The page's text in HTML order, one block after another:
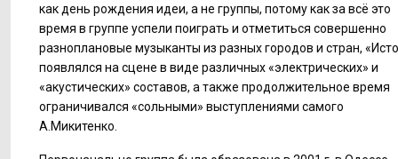
как день рождения идеи, а не группы, потому как за всё это
время в группе успели поиграть и отметиться совершенно
разноплановые музыканты из разных городов и стран,
появлялся на сцене в виде различных «электрических» и
«акустических» составов, а также продолжительное время
ограничивался «сольными» выступлениями самого
А.Микитенко.